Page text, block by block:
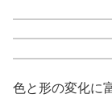
色と形の変化に